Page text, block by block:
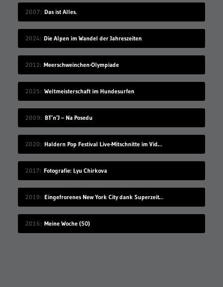
2007 Das ist Alles.
2024 Die Alpen im Wandel der Jahreszeiten
2012 Meerschweinchen-Olympiade
2025 Weltmeisterschaft im Hundesurfen
2009 BT’n’J – Na Posedu
2020 Haldern Pop Festival Live-Mitschnitte im Videostream (2008-2019)
2017 Fotografie: Lyu Chirkova
2019 Eingefrorenes New York City dank Superzeitlupe
2016 Meine Woche (50)